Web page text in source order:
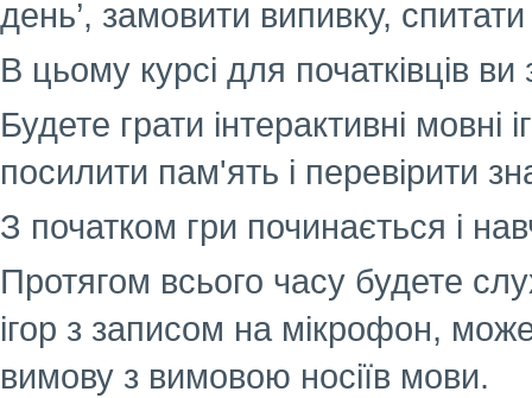
день’, замовити випивку,
В цьому курсі для початківців
Будете грати інтерактивні
посилити пам'ять і перевірити
З початком гри починається і
Протягом всього часу будете
ігор з записом на мікрофон,
вимову з вимовою носіїв мови.